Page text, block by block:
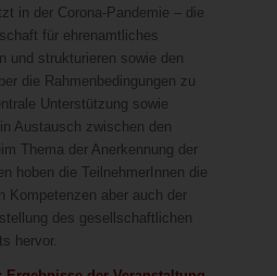
in der Corona-Pandemie – die
für ehrenamtliches
und strukturieren sowie den
die Rahmenbedingungen zu
Unterstützung sowie
Austausch zwischen den
Thema der Anerkennung der
hoben die TeilnehmerInnen die
Kompetenzen aber auch der
des gesellschaftlichen
hervor.